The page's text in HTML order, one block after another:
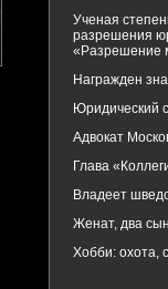
Ученая
разрешения
«Разрешение
Награжден
Юридический
Адвокат
Глава
Владеет
Женат, два
Хобби: охота,